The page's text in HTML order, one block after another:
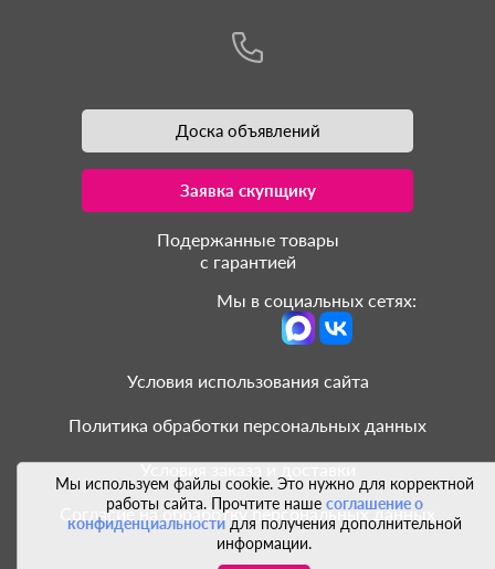
Мы используем файлы cookie. Это нужно для корректной
работы сайта. Прочтите наше соглашение о
конфиденциальностидля получения дополнительной
информации.
Доска объявлений
Заявка скупщику
Подержанные товары
с гарантией
Мы в социальных сетях:
Условия использования сайта
Политика обработки персональных данных
Условия заказа и доставки
Согласие на обработку персональных данных